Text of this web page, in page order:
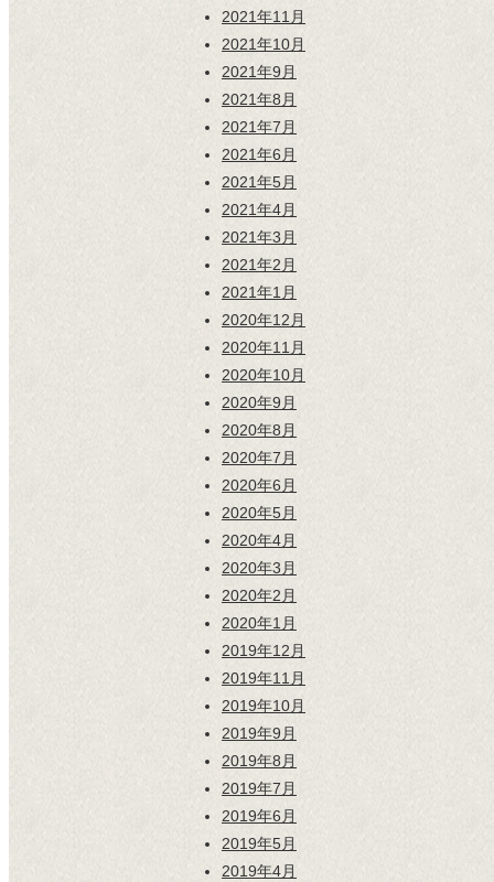
2021年11月
2021年10月
2021年9月
2021年8月
2021年7月
2021年6月
2021年5月
2021年4月
2021年3月
2021年2月
2021年1月
2020年12月
2020年11月
2020年10月
2020年9月
2020年8月
2020年7月
2020年6月
2020年5月
2020年4月
2020年3月
2020年2月
2020年1月
2019年12月
2019年11月
2019年10月
2019年9月
2019年8月
2019年7月
2019年6月
2019年5月
2019年4月